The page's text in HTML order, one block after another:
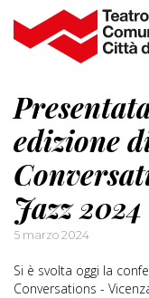
edizione
Jazz 2024
5 marzo 2024
Si è svolta oggi la
Conversations -